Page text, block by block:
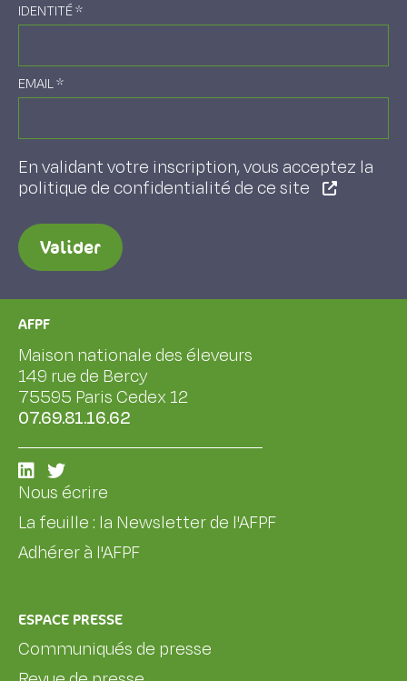
IDENTITÉ*
EMAIL*
En validant votre inscription, vous acceptez la
politique de confidentialité de ce site
Valider
AFPF
Maison nationale des éleveurs
149 rue de Bercy
75595 Paris Cedex 12
07.69.81.16.62
Nous écrire
La feuille : la Newsletter de l'AFPF
Adhérer à l'AFPF
ESPACE PRESSE
Communiqués de presse